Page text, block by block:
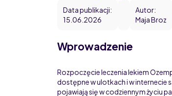
Data publikacji:
15.06.2026
Autor:
Maja Broz
Wprowadzenie
Rozpoczęcie leczenia lekiem
dostępne w ulotkach i w internecie
pojawiają się w codziennym życiu